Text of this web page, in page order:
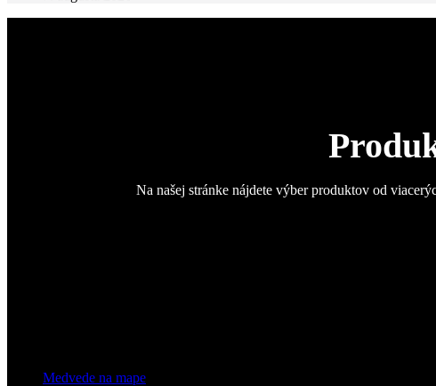
Na našej stránke nájdete výber produktov od
Medvede na mape